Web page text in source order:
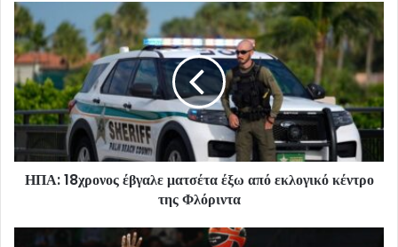
ΗΠΑ: 18χρονος έβγαλε ματσέτα έξω από εκλογικό κέντρο
της Φλόριντα